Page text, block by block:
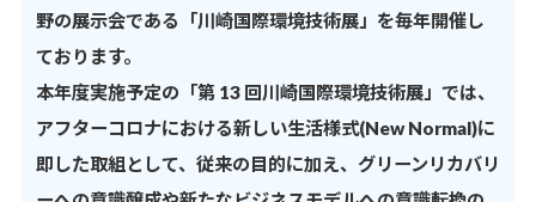
野の展示会である「川崎国際環境技術展」を毎年開催し
ております。
本年度実施予定の「第 13 回川崎国際環境技術展」では、
アフターコロナにおける新しい生活様式(New Normal)に
即した取組として、従来の目的に加え、グリーンリカバリ